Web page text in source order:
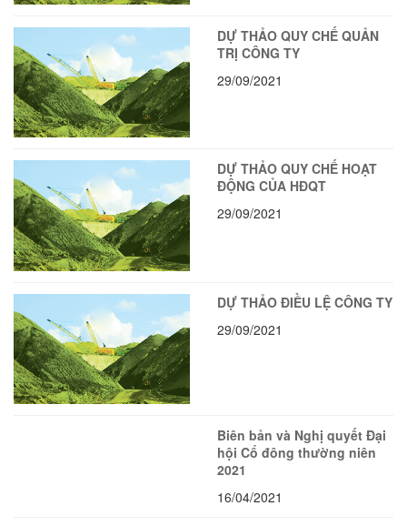
DỰ THẢO QUY CHẾ QUẢN
TRỊ CÔNG TY
29/09/2021
DỰ THẢO QUY CHẾ HOẠT
ĐỘNG CỦA HĐQT
29/09/2021
DỰ THẢO ĐIỀU LỆ CÔNG TY
29/09/2021
Biên bản và Nghị quyết Đại
hội Cổ đông thường niên
2021
16/04/2021